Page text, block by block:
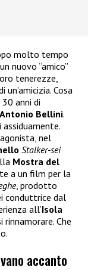
molto tempo
nuovo “amico”
tenerezze,
Cosa
anni di
Bellini.
assiduamente.
nel
Stalker-sei
Mostra del
a un film per la
, prodotto
conduttrice dal
all’Isola
Che
accanto